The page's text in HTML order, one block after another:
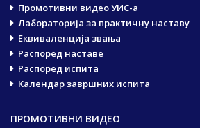
Промотивни видео УИС-а
Лабораторија за практичну наставу
Еквиваленција звања
Распоред наставе
Распоред испита
Календар завршних испита
ПРОМОТИВНИ ВИДЕО